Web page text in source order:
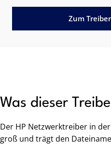
Zum
Was dieser
Der HP Netzwerktreiber in
groß und trägt den